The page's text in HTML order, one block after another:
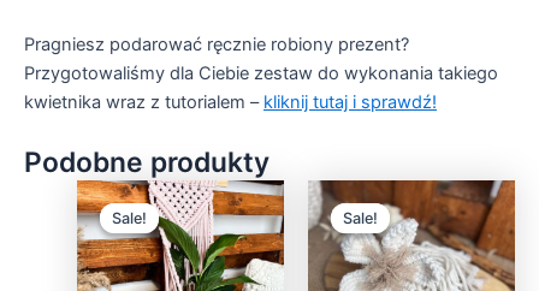
Pragniesz podarować ręcznie robiony prezent?
Przygotowaliśmy dla Ciebie zestaw do wykonania takiego
kwietnika wraz z tutorialem – kliknij tutaj i sprawdź!
Podobne produkty
Sale!
Sale!
Pierwotna
cena
wynosiła:
49,00 zł.
Aktualna
cena
wynosi:
35,00 zł.
Sale!
Sale!
Pierwotna
cena
wynosiła:
25,00 zł.
Aktualna
cena
wynosi:
9,99 zł.